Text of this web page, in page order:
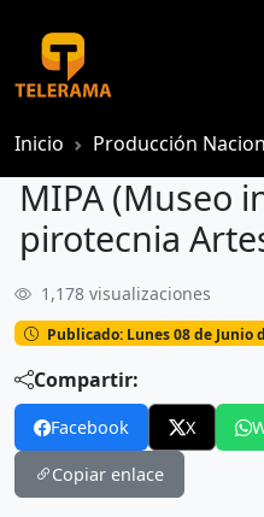
Inicio Producción
MIPA (Museo
pirotecnia
1,178 visualizaciones
Publicado: Lunes 08 de Junio
Compartir:
Facebook X
Copiar enlace